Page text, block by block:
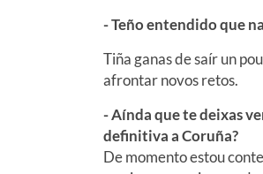
- Teño entendido que
Tiña ganas de saír un
afrontar novos retos.
- Aínda que te deixas
definitiva a Coruña?
De momento estou